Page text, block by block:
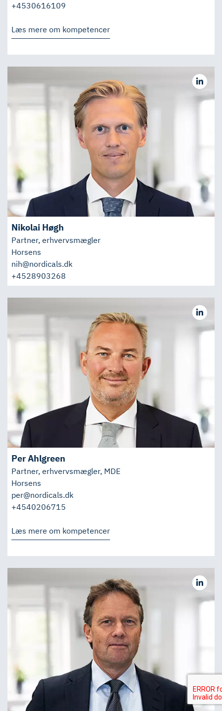
+4530616109
Læs mere om kompetencer
Nikolai Høgh
Partner, erhvervsmægler
Horsens
nih@nordicals.dk
+4528903268
Per Ahlgreen
Partner, erhvervsmægler, MDE
Horsens
per@nordicals.dk
+4540206715
Læs mere om kompetencer